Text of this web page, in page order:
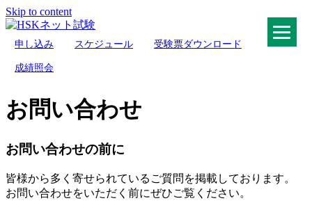
Skip to content
HSKネット試験
申し込み スケジュール 受験票ダウンロード
成績照会
お問い合わせ
お問い合わせの前に
皆様から多く寄せられているご質問を掲載しております。
お問い合わせをいただく前にぜひご覧ください。